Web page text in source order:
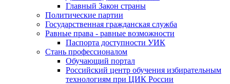
Главный Закон страны
Политические партии
Государственная гражданская служба
Равные права - равные возможности
Паспорта доступности УИК
Стань профессионалом
Обучающий портал
Российский центр обучения избирательным
технологиям при ЦИК России